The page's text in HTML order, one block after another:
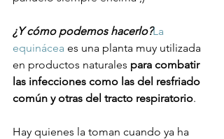
¿Y cómo podemos hacerlo?La
equinácea es una planta muy utilizada
en productos naturales para combatir
las infecciones como las del resfriado
común y otras del tracto respiratorio.
Hay quienes la toman cuando ya ha